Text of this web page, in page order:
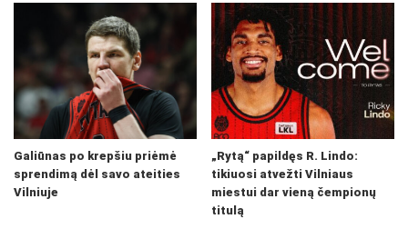
Galiūnas po krepšiu priėmė
sprendimą dėl savo ateities
Vilniuje
„Rytą“ papildęs R. Lindo:
tikiuosi atvežti Vilniaus
miestui dar vieną čempionų
titulą